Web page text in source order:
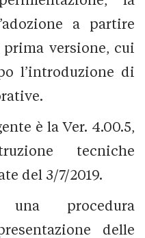
a partire
prima versione, cui
l’introduzione di
è la Ver. 4.00.5,
tecniche
del 3/7/2019.
una procedura
delle